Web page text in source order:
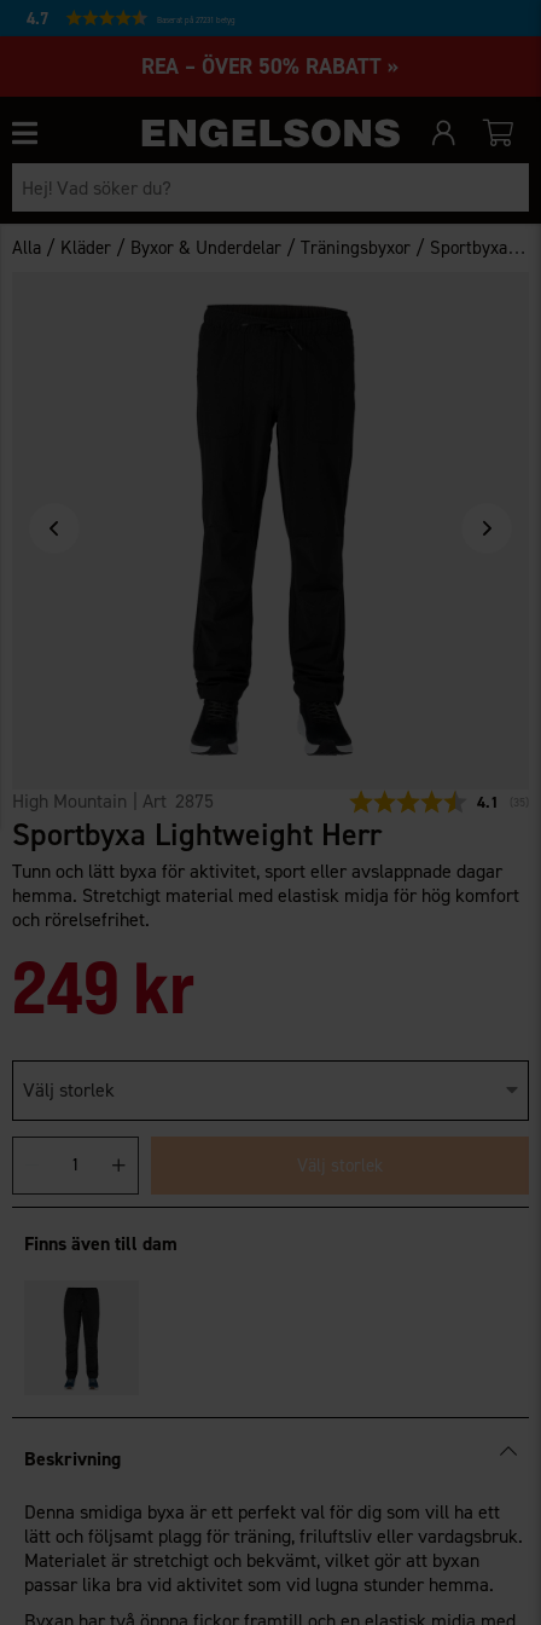
4.7 Baserat på 27231 betyg
REA – ÖVER 50% RABATT »
Alla / Kläder / Byxor & Underdelar /Träningsbyxor / Sportbyxa Lightweight Herr
High Mountain | Art 2875 4.1 35
Sportbyxa Lightweight Herr
Tunn och lätt byxa för aktivitet, sport eller avslappnade dagar
hemma. Stretchigt material med elastisk midja för hög komfort
och rörelsefrihet.
249 kr
Välj storlek
Välj storlek
Finns även till dam
Beskrivning
Denna smidiga byxa är ett perfekt val för dig som vill ha ett
lätt och följsamt plagg för träning, friluftsliv eller vardagsbruk.
Materialet är stretchigt och bekvämt, vilket gör att byxan
passar lika bra vid aktivitet som vid lugna stunder hemma.